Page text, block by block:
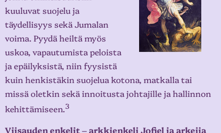
kuuluvat suojelu ja
täydellisyys sekä Jumalan
voima. Pyydä heiltä myös
uskoa, vapautumista peloista
ja epäilyksistä, niin fyysistä
kuin henkistäkin suojelua kotona, matkalla tai
missä oletkin sekä innoitusta johtajille ja hallinnon
kehittämiseen.3
Viisauden enkelit – arkkienkeli Jofiel ja arkeija